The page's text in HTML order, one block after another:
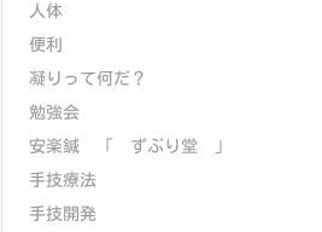
人体
便利
凝りって何だ？
勉強会
安楽鍼 「 ずぶり堂 」
手技療法
手技開発